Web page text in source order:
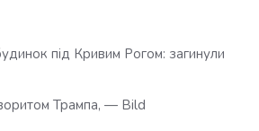
під Кривим Рогом: загинули
Трампа, — Bild